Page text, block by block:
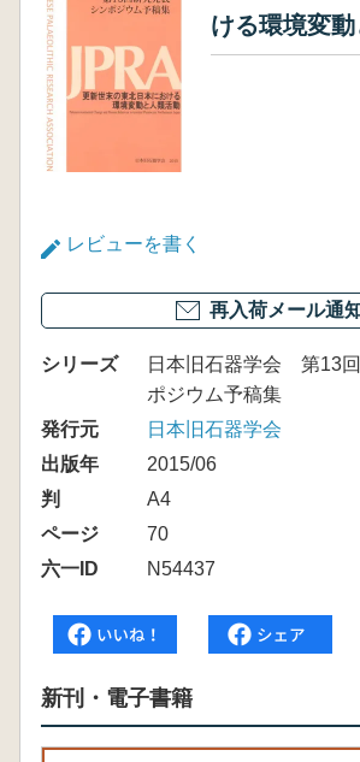
ける環境変
レビューを書く
再入荷メール通
シリーズ
日本旧石器学会 第13
ポジウム予稿集
発行元
日本旧石器学会
出版年
2015/06
判
A4
ページ
70
六一ID
N54437
新刊・電子書籍